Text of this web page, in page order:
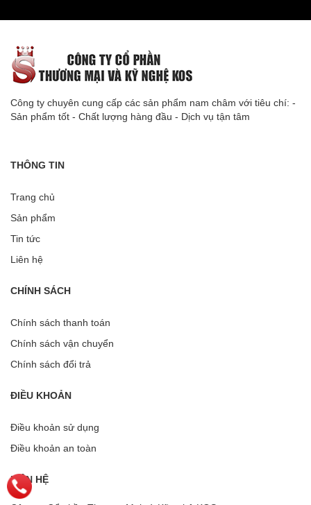
Công ty chuyên cung cấp các sản phẩm nam châm với tiêu chí: -
Sản phẩm tốt - Chất lượng hàng đầu - Dịch vụ tận tâm
THÔNG TIN
Trang chủ
Sản phẩm
Tin tức
Liên hệ
CHÍNH SÁCH
Chính sách thanh toán
Chính sách vận chuyển
Chính sách đổi trả
ĐIỀU KHOẢN
Điều khoản sử dụng
Điều khoản an toàn
LIÊN HỆ